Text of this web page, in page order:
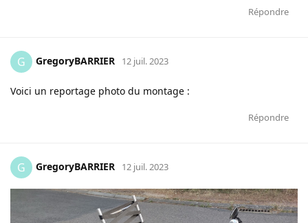
Répondre
G GregoryBARRIER 12 juil. 2023
Voici un reportage photo du montage :
Répondre
G GregoryBARRIER 12 juil. 2023